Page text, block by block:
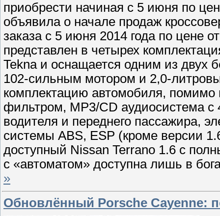
приобрести начиная с 5 июня по
объявила о начале продаж
заказа с 5 июня 2014 года по цене
представлен в четырех
Tekna и оснащается одним из двух
102-сильным мотором и 2,0-
комплектацию автомобиля, помимо
фильтром, MP3/CD аудиосистема
водителя и переднего пассажира,
системы ABS, ESP (кроме версии
доступный Nissan Terrano 1.6 с
с «автоматом» доступна лишь в
»
Обновлённый Porsche Cayenne: